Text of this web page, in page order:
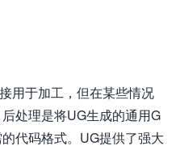
用于加工，但在某些情况
处理是将UG生成的通用G
代码格式。UG提供了强大